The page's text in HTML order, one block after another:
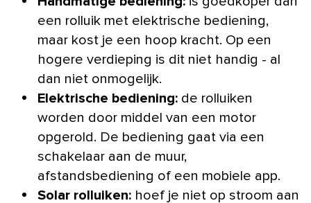
een rolluik met elektrische bediening,
maar kost je een hoop kracht. Op een
hogere verdieping is dit niet handig - al
dan niet onmogelijk.
Elektrische bediening: de rolluiken
worden door middel van een motor
opgerold. De bediening gaat via een
schakelaar aan de muur,
afstandsbediening of een mobiele app.
Solar rolluiken: hoef je niet op stroom aan